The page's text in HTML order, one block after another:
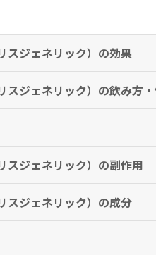
スジェネリック）の効果
起とその維持が出来ない患者）
承ください。
スジェネリック）の飲み方
10mg（0.5袋）を性行為の約1時間
5mg（0.25袋）から開始し、投
隔を48時間以上とすること。
）を超えないこと。
前に必ず医師・歯科医師・薬剤
械の操作は行わないでください。
ので、性的刺激を受けなければ勃
、速やかに医師の診察をお受けく
や脳血管に持病のある方は健康
あらかじめお伝えください。
スジェネリック）の副作用
頭痛、鼻閉
師の診察をお受けください。
スジェネリック）の成分